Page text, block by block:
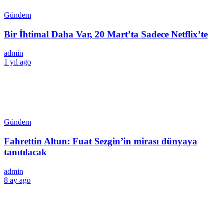
Gündem
Bir İhtimal Daha Var, 20 Mart’ta Sadece Netflix’te
admin
1 yıl ago
Gündem
Fahrettin Altun: Fuat Sezgin’in mirası dünyaya
tanıtılacak
admin
8 ay ago